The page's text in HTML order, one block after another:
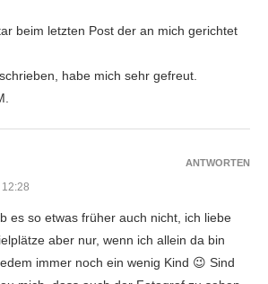
beim letzten Post der an mich gerichtet
habe mich sehr gefreut.
es so etwas früher auch nicht, ich liebe
aber nur, wenn ich allein da bin
immer noch ein wenig Kind 😉 Sind
ANTWORTEN